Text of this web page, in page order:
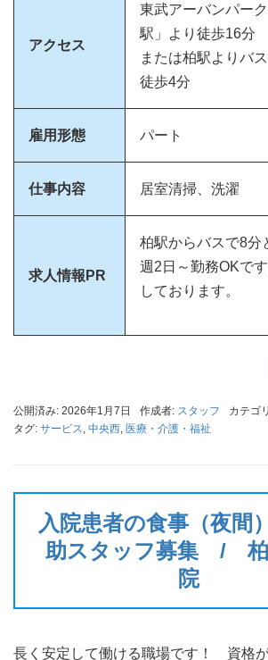
アクセス
東武アーバンパー
駅」より徒歩16分
または柏駅よりバ
徒歩4分
雇用形態 パート
仕事内容 居室清掃、洗濯
求人情報PR
柏駅からバスで8分
週2日～勤務OKで
しております。
公開済み: 2026年1月7日 作成者: スタッフ カテゴ
タグ: サービス, 中央西, 医療・介護・福祉
入院患者の食事（夜間
助スタッフ募集 / 柏
院
長く安定して働ける職場です！ 資格